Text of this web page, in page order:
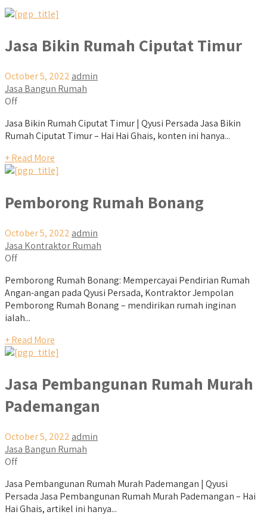
Jasa Bikin Rumah Ciputat Timur
October 5, 2022 admin
Jasa Bangun Rumah
Off
Jasa Bikin Rumah Ciputat Timur | Qyusi Persada Jasa Bikin
Rumah Ciputat Timur – Hai Hai Ghais, konten ini hanya...
+ Read More
Pemborong Rumah Bonang
October 5, 2022 admin
Jasa Kontraktor Rumah
Off
Pemborong Rumah Bonang: Mempercayai Pendirian Rumah
Angan-angan pada Qyusi Persada, Kontraktor Jempolan
Pemborong Rumah Bonang – mendirikan rumah inginan
ialah...
+ Read More
Jasa Pembangunan Rumah Murah
Pademangan
October 5, 2022 admin
Jasa Bangun Rumah
Off
Jasa Pembangunan Rumah Murah Pademangan | Qyusi
Persada Jasa Pembangunan Rumah Murah Pademangan – Hai
Hai Ghais, artikel ini hanya...